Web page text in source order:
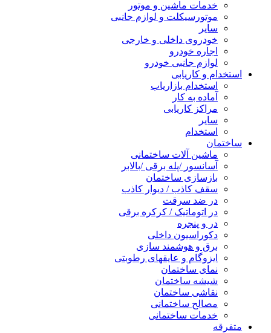
خدمات ماشین و موتور
موتورسیکلت و لوازم جانبی
سایر
خودروی داخلی و خارجی
اجاره خودرو
لوازم جانبی خودرو
استخدام و کاریابی
استخدام بازاریاب
آماده به کار
مراکز کاریابی
سایر
استخدام
ساختمان
ماشین آلات ساختمانی
آسانسور /پله برقی /بالابر
بازسازی ساختمان
سقف کاذب / دیوار کاذب
در ضد سرقت
در اتوماتیک / کرکره برقی
در و پنجره
دکوراسیون داخلی
برق و هوشمند سازی
ایزوگام و عایقهای رطوبتی
نمای ساختمان
شیشه ساختمان
نقاشی ساختمان
مصالح ساختمانی
خدمات ساختمانی
متفرقه